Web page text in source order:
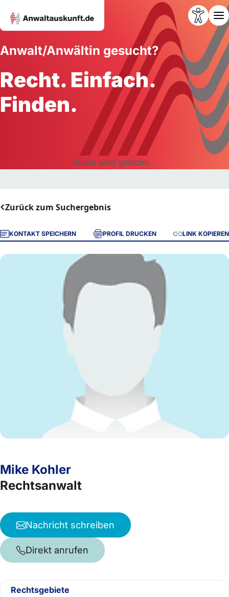
Anwalt/Anwältin gesucht?
Recht. Einfach.
Finden.
Suche wird geladen...
Zurück zum Suchergebnis
KONTAKT SPEICHERN PROFIL DRUCKEN LINK KOPIEREN
Mike Kohler
Rechtsanwalt
Nachricht schreiben
Direkt anrufen
Rechtsgebiete